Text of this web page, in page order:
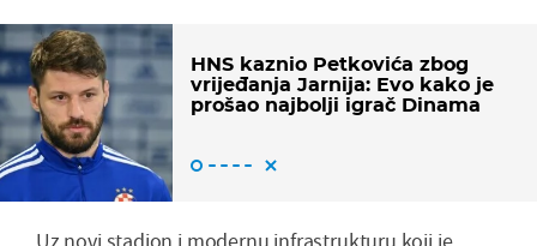
HNS kaznio Petkovića zbog
vrijeđanja Jarnija: Evo kako je
prošao najbolji igrač Dinama